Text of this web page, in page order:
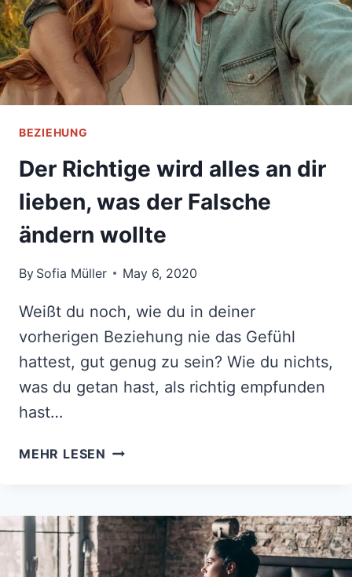
BEZIEHUNG
Der Richtige wird alles an dir
lieben, was der Falsche
ändern wollte
By Sofia Müller May 6, 2020
Weißt du noch, wie du in deiner
vorherigen Beziehung nie das Gefühl
hattest, gut genug zu sein? Wie du nichts,
was du getan hast, als richtig empfunden
hast…
MEHR LESEN DER
AN
DIR
LIEBEN,